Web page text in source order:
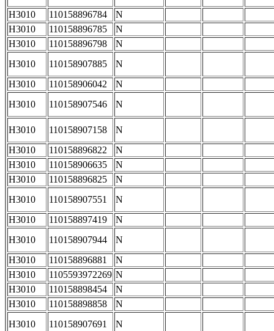
H3010
110158896784
N
H3010
110158896785
N
H3010
110158896798
N
H3010
110158907885
N
H3010
110158906042
N
H3010
110158907546 N
H3010 110158907158
N
H3010
110158896822
N
H3010
110158906635
N
H3010
110158896825
N
H3010
110158907551
N
H3010
110158897419
N
H3010
110158907944
N
H3010
110158896881
N
H3010
1105593972269 N
H3010
110158898454
N
H3010
110158898858
N
H3010
110158907691 N